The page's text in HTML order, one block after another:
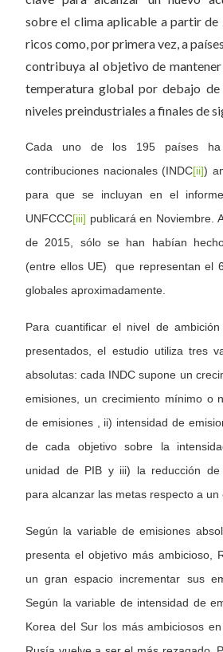
sobre el clima aplicable a partir de
ricos como, por primera vez, a
contribuya al objetivo de
temperatura global por debajo
niveles preindustriales a finales de
Cada uno de los 195 países ha
contribuciones nacionales (INDC[ii])
para que se incluyan en el
UNFCCC[iii] publicará en Noviembre.
de 2015, sólo se han habían
(entre ellos UE) que representan el
globales aproximadamente.
Para cuantificar el nivel de
presentados, el estudio utiliza tres
absolutas: cada INDC supone un
emisiones, un crecimiento mínimo o
de emisiones , ii) intensidad de
de cada objetivo sobre la
unidad de PIB y iii) la reducción de
para alcanzar las metas respecto a un
Según la variable de emisiones
presenta el objetivo más ambicioso,
un gran espacio incrementar sus
Según la variable de intensidad de
Korea del Sur los más ambiciosos